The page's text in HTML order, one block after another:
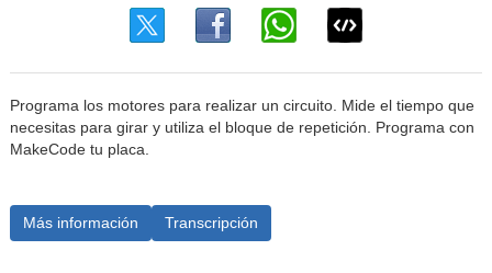
Programa los motores para realizar un circuito. Mide el tiempo que
necesitas para girar y utiliza el bloque de repetición. Programa con
MakeCode tu placa.
Más información Transcripción